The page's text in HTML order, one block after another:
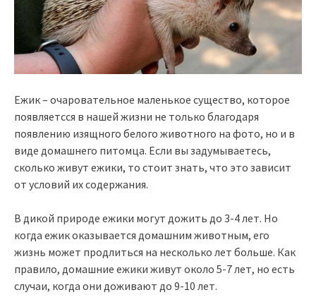
Ежик – очаровательное маленькое существо, которое
появляетсся в нашей жизни не только благодаря
появлению изящного белого животного на фото, но и в
виде домашнего питомца. Если вы задумываетесь,
сколько живут ежики, то стоит знать, что это зависит
от условий их содержания.
В дикой природе ежики могут дожить до 3-4 лет. Но
когда ежик оказывается домашним животным, его
жизнь может продлиться на несколько лет больше. Как
правило, домашние ежики живут около 5-7 лет, но есть
случаи, когда они доживают до 9-10 лет.